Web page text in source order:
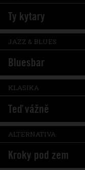
Ty kytary
JAZZ & BLUES
Bluesbar
KLASIKA
Teď vážně
ALTERNATIVA
Kroky pod zem